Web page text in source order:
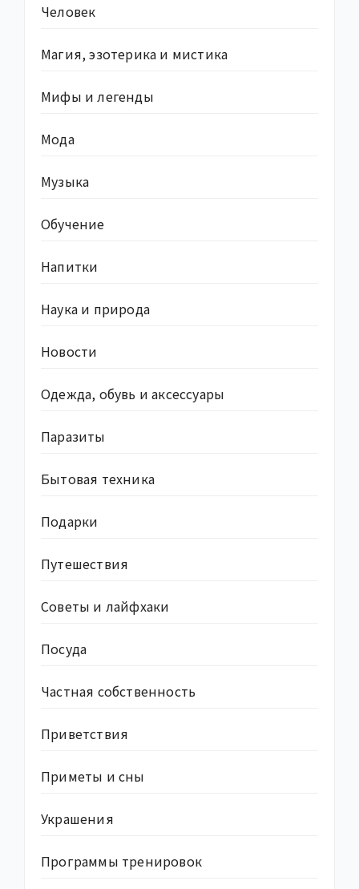
Человек
Магия, эзотерика и мистика
Мифы и легенды
Мода
Музыка
Обучение
Напитки
Наука и природа
Новости
Одежда, обувь и аксессуары
Паразиты
Бытовая техника
Подарки
Путешествия
Советы и лайфхаки
Посуда
Частная собственность
Приветствия
Приметы и сны
Украшения
Программы тренировок